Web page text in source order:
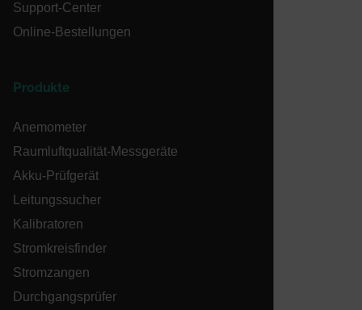
Support-Center
Online-Bestellungen
Produkte
Anemometer
Raumluftqualität-Messgeräte
Akku-Prüfgerät
Leitungssucher
Kalibratoren
Stromkreisfinder
Stromzangen
Durchgangsprüfer
cashrun_session_id
sf_territory
x-ms-cpim-cache|[-
Datenschutzerklärung